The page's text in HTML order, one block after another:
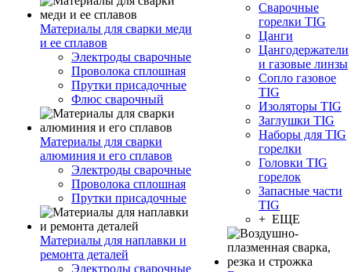
Материалы для сварки меди
и ее сплавов
Электроды сварочные
Проволока сплошная
Прутки присадочные
Флюс сварочный
Материалы для сварки
алюминия и его сплавов
Электроды сварочные
Проволока сплошная
Прутки присадочные
Материалы для наплавки и
ремонта деталей
Электроды сварочные
Сварочные
горелки TIG
Цанги
Цангодержатели
и газовые линзы
Сопло газовое
TIG
Изоляторы TIG
Заглушки TIG
Наборы для TIG
горелки
Головки TIG
горелок
Запасные части
TIG
+ ЕЩЕ